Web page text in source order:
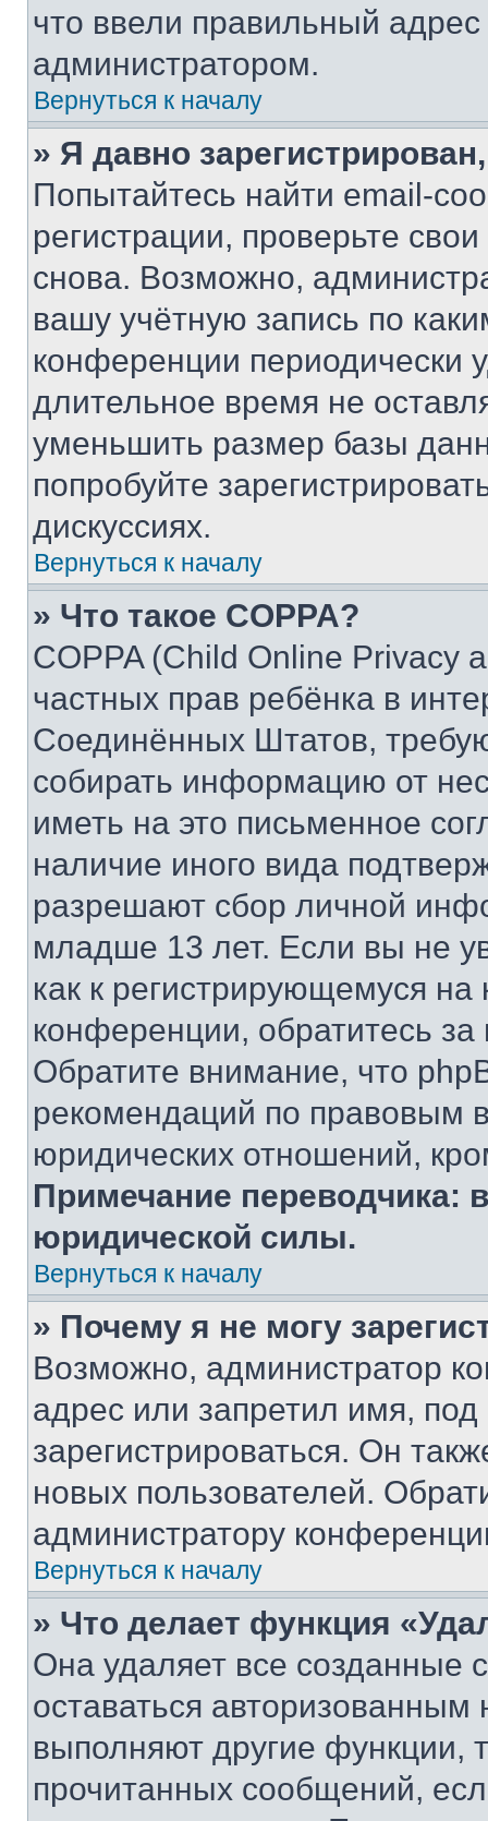
что ввели правильный адрес
администратором.
Вернуться к началу
» Я давно
Попытайтесь найти email-
регистрации, проверьте
снова. Возможно,
вашу учётную запись по
конференции периодически
длительное время не
уменьшить размер базы
попробуйте
дискуссиях.
Вернуться к началу
» Что такое COPPA?
COPPA (Child Online Privacy
частных прав ребёнка в
Соединённых Штатов,
собирать информацию от
иметь на это письменное
наличие иного вида
разрешают сбор личной
младше 13 лет. Если вы не
как к регистрирующемуся
конференции, обратитесь
Обратите внимание, что
рекомендаций по правовым
юридических отношений,
Примечание переводчика:
юридической силы.
Вернуться к началу
» Почему я не могу
Возможно, администратор
адрес или запретил имя,
зарегистрироваться. Он
новых пользователей.
администратору
Вернуться к началу
» Что делает функция
Она удаляет все созданные
оставаться
выполняют другие функции,
прочитанных сообщений,